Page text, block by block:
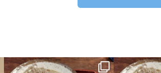
昨日の夜、胃が痛いし、吐き気はする
昨日の夜、胃が